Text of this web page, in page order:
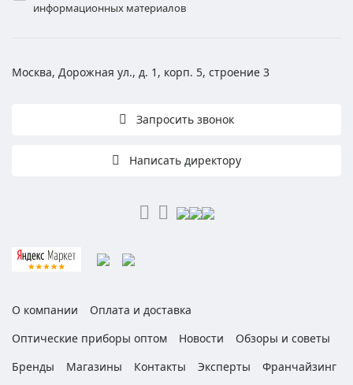
информационных материалов
Москва, Дорожная ул., д. 1, корп. 5, строение 3
Запросить звонок
Написать директору
О компании
Оплата и доставка
Оптические приборы оптом
Новости
Обзоры и советы
Бренды
Магазины Контакты Эксперты Франчайзинг